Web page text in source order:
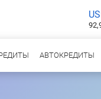
АВТОКРЕДИТЫ